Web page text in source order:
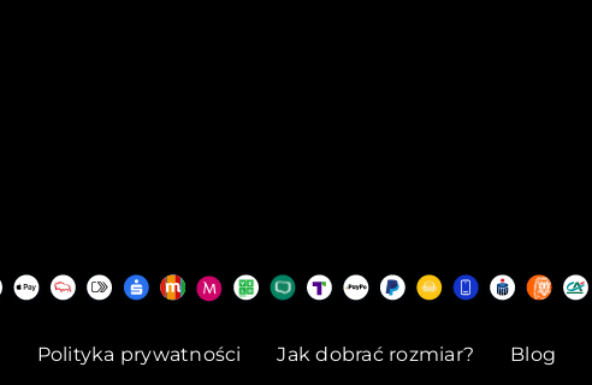
Polityka prywatności Jak dobrać rozmiar? Blog